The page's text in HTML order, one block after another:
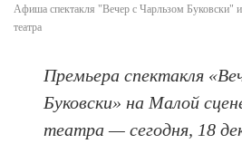
Афиша спектакля "Вечер с Чарльзом Буковски"
театра
Премьера спектакля
Буковски» на Малой
театра — сегодня, 18